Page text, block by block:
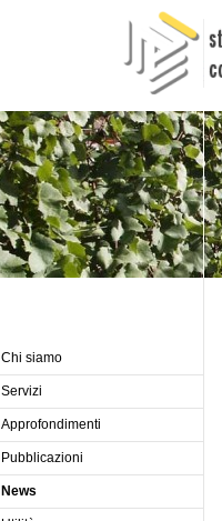
Chi siamo
Servizi
Approfondimenti
Pubblicazioni
News